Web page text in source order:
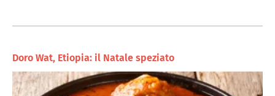
Doro Wat, Etiopia: il Natale speziato